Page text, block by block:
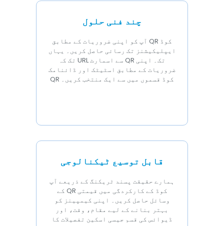
چند فنی حلول
آپ کو اپنی ضروریات کے مطابق QR کوڈ
ایپلیکیشنز تک رسائی حاصل کریں۔ یہاں
تک کہ URL سے اسمارٹ QR تک۔ اپنی
ضروریات کے مطابق اسٹیٹک اور ڈائنامک
QR کوڈ قسموں میں سے ایک منتخب کریں۔
قابل توسیع ٹیکنالوجی
ہمارے حقیقت پسند ٹریکنگ کے ذریعے آپ
کے QR کوڈ کے کارکردگی میں قیمتی
وسائل حاصل کریں۔ اپنی کیمپینز کو
بہتر بنانے کے لیے مقام، وقت، اور
ڈیوائس کی قسم جیسی اسکین تفصیلات کا